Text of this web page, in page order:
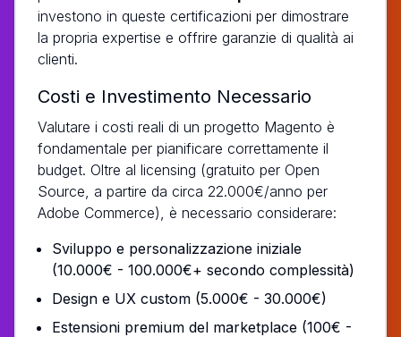
investono in queste certificazioni per dimostrare
la propria expertise e offrire garanzie di qualità ai
clienti.
Costi e Investimento Necessario
Valutare i costi reali di un progetto Magento è
fondamentale per pianificare correttamente il
budget. Oltre al licensing (gratuito per Open
Source, a partire da circa 22.000€/anno per
Adobe Commerce), è necessario considerare:
Sviluppo e personalizzazione iniziale
(10.000€ - 100.000€+ secondo complessità)
Design e UX custom (5.000€ - 30.000€)
Estensioni premium del marketplace (100€ -